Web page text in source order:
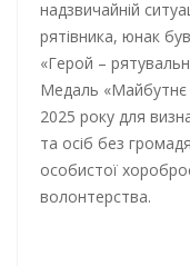
надзвичайній
рятівника, юнак
«Герой –
Медаль «Майбутнє
2025 року для
та осіб без
особистої
волонтерства.